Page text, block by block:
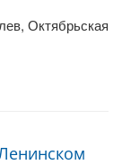
Октябрьская